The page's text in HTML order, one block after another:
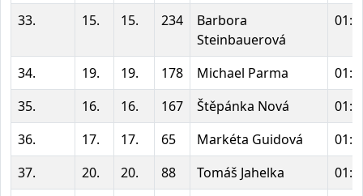
33.
15. 15. 234
Barbora
Steinbauerová
34. 19. 19. 178 Michael Parma
35.
16. 16. 167 Štěpánka Nová
36.
17. 17. 65 Markéta Guidová
37.
20. 20. 88 Tomáš Jahelka